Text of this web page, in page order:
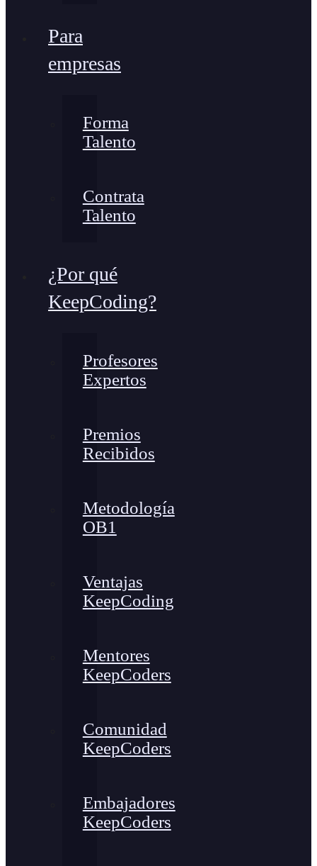
Para
empresas
Forma
Talento
Contrata
Talento
¿Por qué
KeepCoding?
Profesores
Expertos
Premios
Recibidos
Metodología
OB1
Ventajas
KeepCoding
Mentores
KeepCoders
Comunidad
KeepCoders
Embajadores
KeepCoders